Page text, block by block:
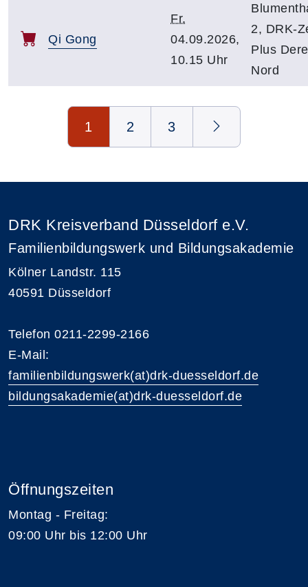
Qi Gong
Fr.
04.09.2026,
10.15 Uhr
2, DRK-
Plus
Nord
Seite 1 von 3
1 2 3
DRK Kreisverband Düsseldorf e.V.
Familienbildungswerk und Bildungsakademie
Kölner Landstr. 115
40591 Düsseldorf
Telefon 0211-2299-2166
E-Mail:
familienbildungswerk(at)drk-duesseldorf.de
bildungsakademie(at)drk-duesseldorf.de
Öffnungszeiten
Montag - Freitag:
09:00 Uhr bis 12:00 Uhr